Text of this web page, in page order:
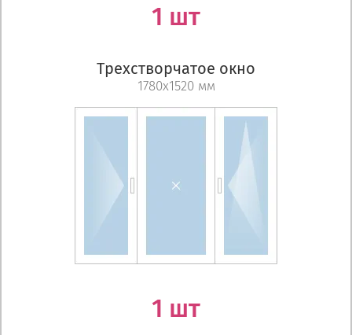
1 шт
Трехстворчатое окно
1780х1520 мм
1 шт